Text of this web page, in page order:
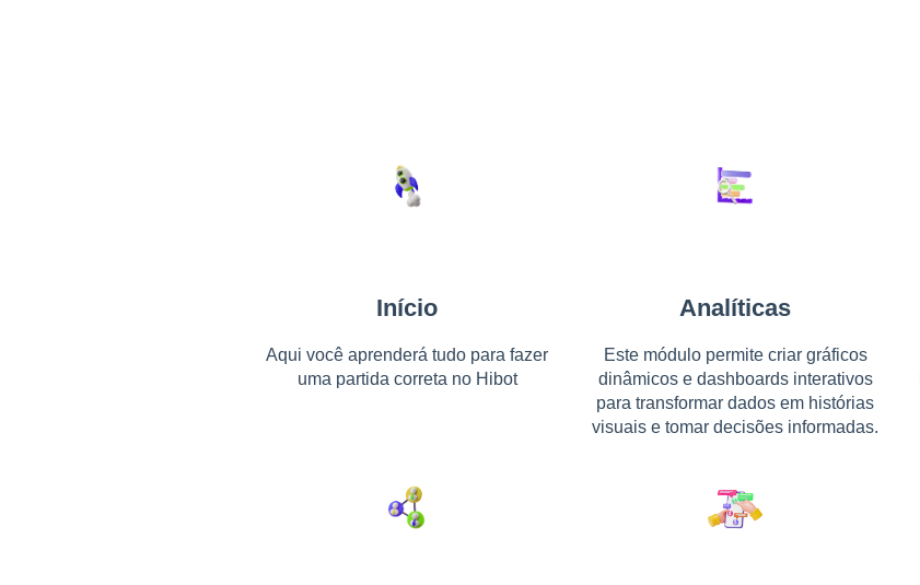
Início
Aqui você aprenderá tudo para fazer
uma partida correta no Hibot
Analíticas
Este módulo permite criar gráficos
dinâmicos e dashboards interativos
para transformar dados em histórias
visuais e tomar decisões informadas.